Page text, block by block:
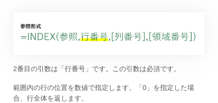
2番目の引数は「行番号」です。この引数は必須です。
範囲内の行の位置を数値で指定します。「0」を指定した場
合、行全体を返します。